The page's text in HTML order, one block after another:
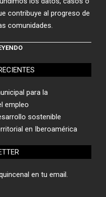
contribuye al progreso de
comunidades.
para la
empleo
sostenible
en Iberoamérica
en tu email.